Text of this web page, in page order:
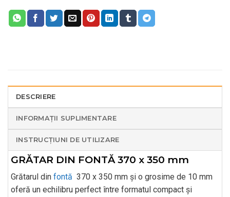
DESCRIERE
INFORMAȚII SUPLIMENTARE
INSTRUCȚIUNI DE UTILIZARE
GRĂTAR DIN FONTĂ 370 x 350 mm
Grătarul din fontă 370 x 350 mm și o grosime de 10 mm
oferă un echilibru perfect între formatul compact și